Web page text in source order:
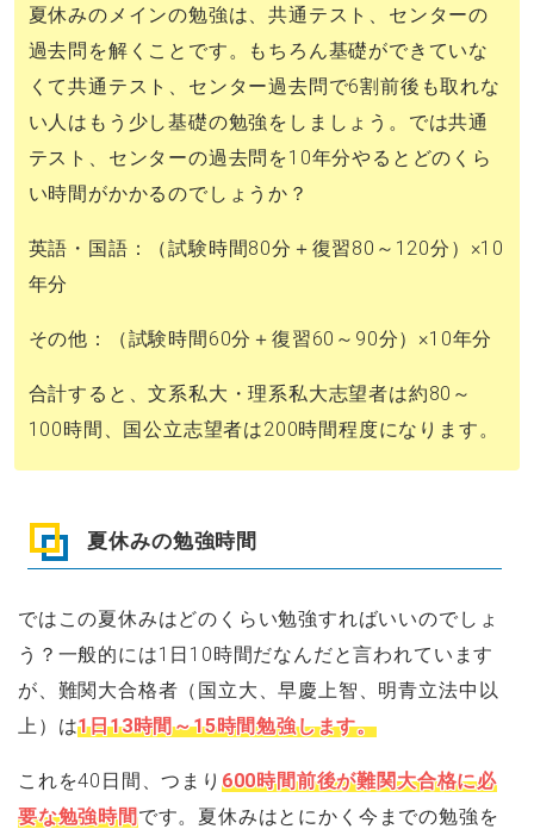
夏休みのメインの勉強は、共通テスト、センターの
過去問を解くことです。もちろん基礎ができていな
くて共通テスト、センター過去問で6割前後も取れな
い人はもう少し基礎の勉強をしましょう。では共通
テスト、センターの過去問を10年分やるとどのくら
い時間がかかるのでしょうか？
英語・国語：（試験時間80分＋復習80～120分）×10
年分
その他：（試験時間60分＋復習60～90分）×10年分
合計すると、文系私大・理系私大志望者は約80～
100時間、国公立志望者は200時間程度になります。
夏休みの勉強時間
ではこの夏休みはどのくらい勉強すればいいのでしょ
う？一般的には1日10時間だなんだと言われています
が、難関大合格者（国立大、早慶上智、明青立法中以
上）は1日13時間～15時間勉強します。
これを40日間、つまり 600時間前後が難関大合格に必
要な勉強時間です。夏休みはとにかく今までの勉強を